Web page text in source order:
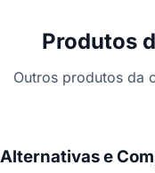
Produtos
Outros produtos da
Alternativas e